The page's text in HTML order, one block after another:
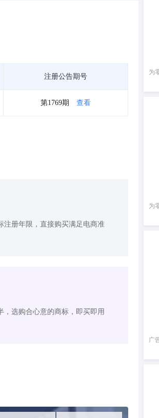
注册公告期号
第1769期 查看
注册年限，直接购买满足电商准
，选购合心意的商标，即买即用